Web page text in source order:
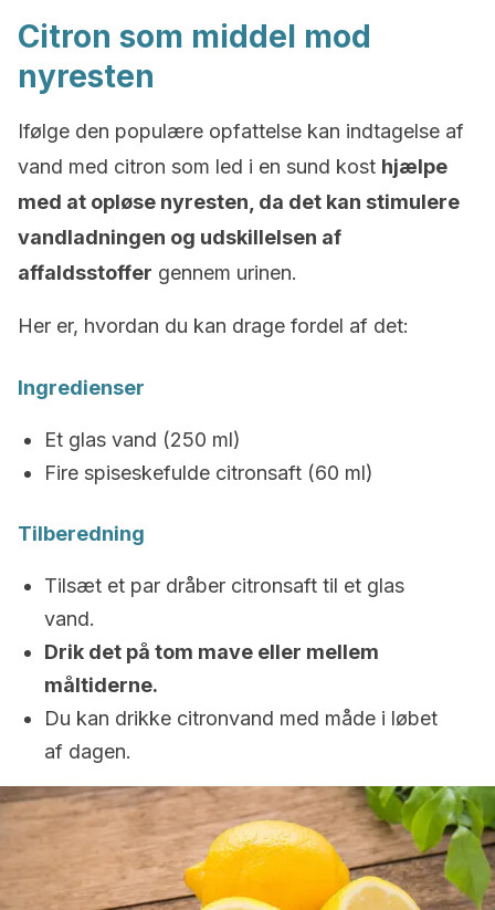
Citron som middel mod
nyresten
Ifølge den populære opfattelse kan indtagelse af
vand med citron som led i en sund kost hjælpe
med at opløse nyresten, da det kan stimulere
vandladningen og udskillelsen af
affaldsstoffer gennem urinen.
Her er, hvordan du kan drage fordel af det:
Ingredienser
Et glas vand (250 ml)
Fire spiseskefulde citronsaft (60 ml)
Tilberedning
Tilsæt et par dråber citronsaft til et glas
vand.
Drik det på tom mave eller mellem
måltiderne.
Du kan drikke citronvand med måde i løbet
af dagen.